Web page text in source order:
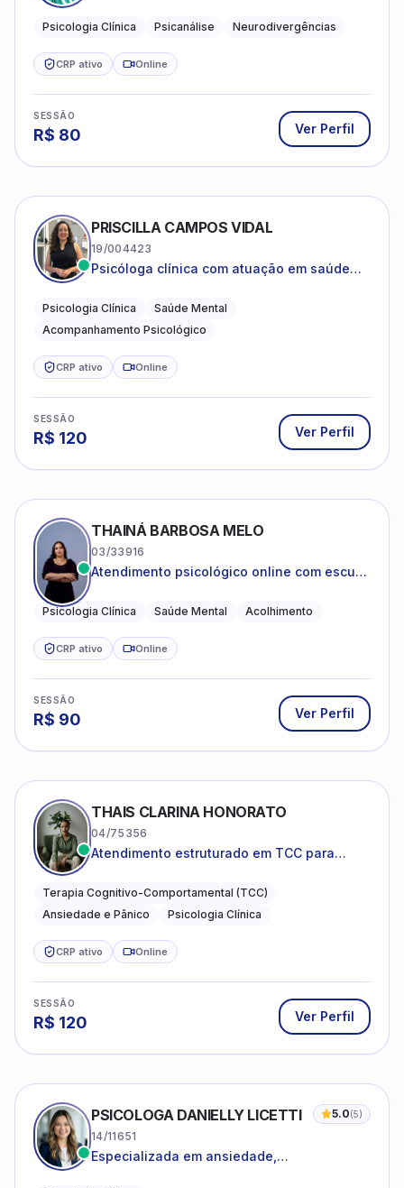
crianças neurotípicas
Psicologia Clínica Psicanálise Neurodivergências
CRP ativo Online
SESSÃO
R$ 80 Ver Perfil
PRISCILLA CAMPOS VIDAL
19/004423
Psicóloga clínica com atuação em saúde
Psicologia Clínica
Saúde Mental
Acompanhamento Psicológico
CRP ativo Online
SESSÃO
R$ 120 Ver Perfil
THAINÁ BARBOSA MELO
03/33916
Atendimento psicológico online com escuta
emocional
Psicologia Clínica Saúde Mental Acolhimento
CRP ativo Online
SESSÃO
R$ 90 Ver Perfil
THAIS CLARINA HONORATO
04/75356
Atendimento estruturado em TCC para
excessiva
Terapia Cognitivo-Comportamental (TCC)
Ansiedade e Pânico
Psicologia Clínica
CRP ativo Online
SESSÃO
R$ 120 Ver Perfil
PSICOLOGA DANIELLY LICETTI 5.0(5)
14/11651
Especializada em ansiedade,